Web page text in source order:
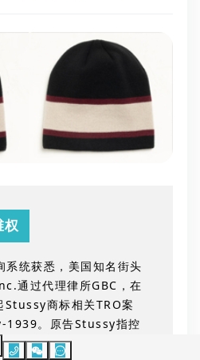
权
系统获悉，美国知名街头
通过代理律所GBC ，在
Stussy商标相关TRO案
1939。原告Stussy指控
售假冒其注册商标的产